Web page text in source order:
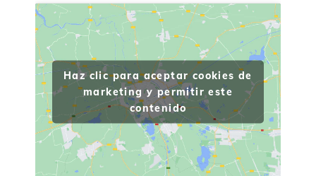
Haz clic para aceptar cookies de
marketing y permitir este
contenido